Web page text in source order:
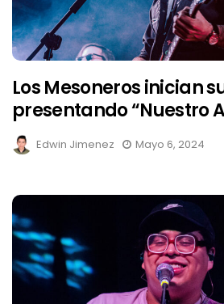
Los Mesoneros inician
presentando “Nuestro
Edwin Jimenez Mayo 6, 2024